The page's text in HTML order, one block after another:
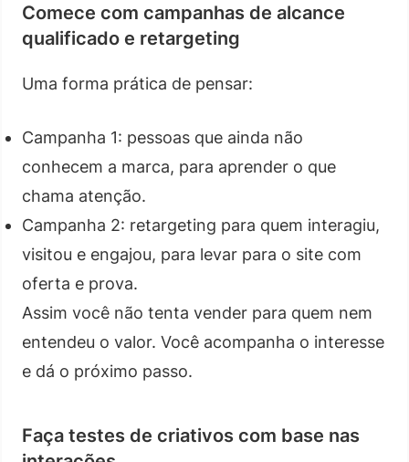
Comece com campanhas de alcance
qualificado e retargeting
Uma forma prática de pensar:
Campanha 1: pessoas que ainda não
conhecem a marca, para aprender o que
chama atenção.
Campanha 2: retargeting para quem interagiu,
visitou e engajou, para levar para o site com
oferta e prova.
Assim você não tenta vender para quem nem
entendeu o valor. Você acompanha o interesse
e dá o próximo passo.
Faça testes de criativos com base nas